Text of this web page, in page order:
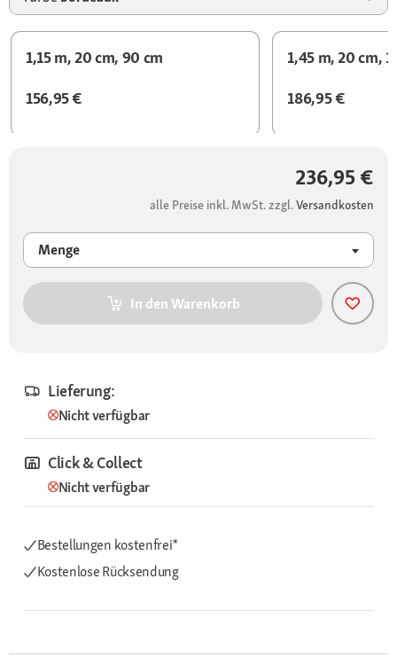
1,15 m, 20 cm, 90 cm
156,95 €
1,45 m, 20 cm,
186,95 €
236,95 €
alle Preise inkl. MwSt. zzgl.Versandkosten
Menge
In den Warenkorb
Lieferung:
Nicht verfügbar
Click & Collect
Nicht verfügbar
Bestellungen kostenfrei*
Kostenlose Rücksendung